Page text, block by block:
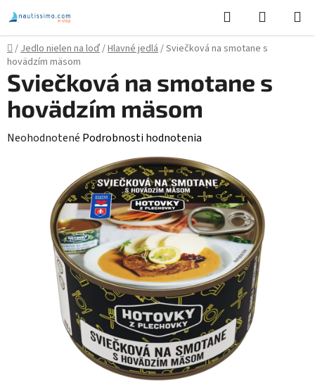
na
obsah
Hľadať
KOŠÍK
Domov
/Jedlo nielen na loď/Hlavné jedlá/Sviečková na smotane s
hovädzím mäsom
Sviečková na smotane s
hovädzím mäsom
Priemerné
hviezdičiek.
Neohodnotené Podrobnosti hodnotenia